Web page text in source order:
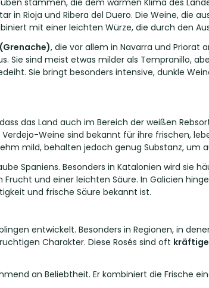
stammen, die dem warmen Klima des
Rioja und Ribera del Duero. Die Weine, die
mit einer leichten Würze, die durch den
, die vor allem in Navarra und
Sie sind meist etwas milder als Tempranillo,
Sie bringt besonders intensive, dunkle
das Land auch im Bereich der weißen
Weine sind bekannt für ihre frischen,
mild, behalten jedoch genug Substanz, um
Spaniens. Besonders in Katalonien wird sie
und einer leichten Säure. In Galicien
und frische Säure bekannt ist.
entwickelt. Besonders in Regionen, in
Charakter. Diese Rosés sind oft
an Beliebtheit. Er kombiniert die Frische